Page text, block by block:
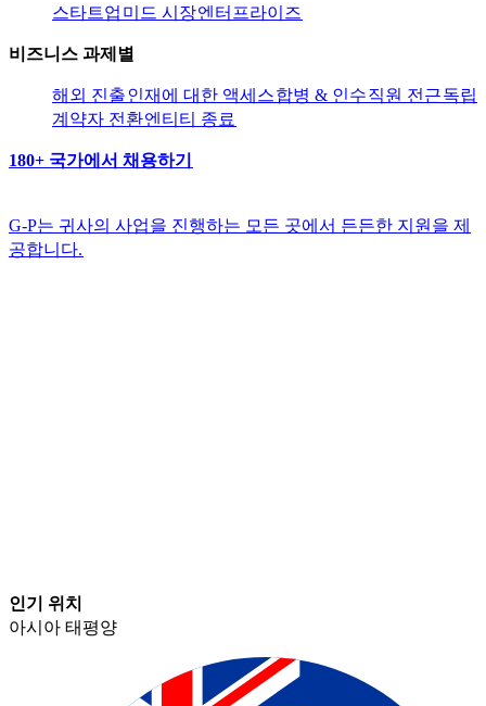
스타트업​​ 미드 시장​​엔터프라이즈​​
비즈니스 과제별​​
해외 진출​​인재에 대한 액세스​​합병 & 인수​​직원 전근​​독립
계약자 전환​​엔티티 종료​​
180+ 국가에서 채용하기​​
G-P는 귀사의 사업을 진행하는 모든 곳에서 든든한 지원을 제
공합니다.​​
인기 위치​​
아시아 태평양​​